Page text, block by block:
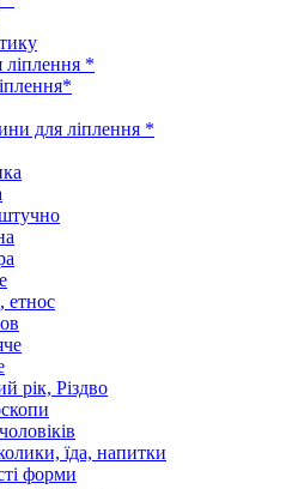
ліплення *
для ліплення *
етнос
рік, Різдво
їда, напитки
форми